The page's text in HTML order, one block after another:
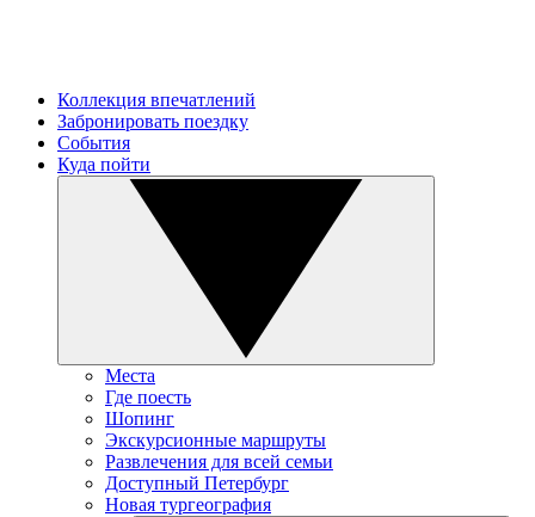
Коллекция впечатлений
Забронировать поездку
События
Куда пойти
Места
Где поесть
Шопинг
Экскурсионные маршруты
Развлечения для всей семьи
Доступный Петербург
Новая тургеография